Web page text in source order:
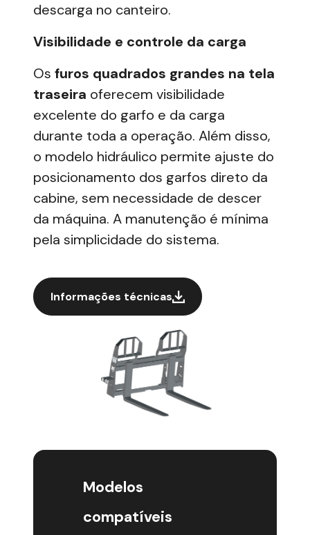
descarga no canteiro.
Visibilidade e controle da carga
Os furos quadrados grandes na tela
traseira oferecem visibilidade
excelente do garfo e da carga
durante toda a operação. Além disso,
o modelo hidráulico permite ajuste do
posicionamento dos garfos direto da
cabine, sem necessidade de descer
da máquina. A manutenção é mínima
pela simplicidade do sistema.
Informações técnicas
Modelos
compatíveis